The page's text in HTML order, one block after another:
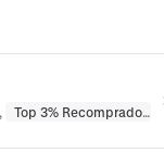
, Top 3% Recomprado